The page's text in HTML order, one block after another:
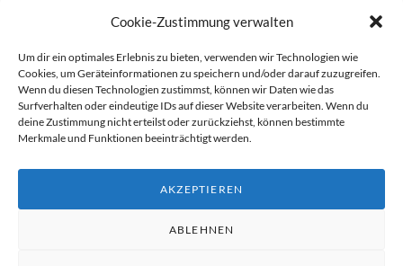
Cookie-Zustimmung verwalten
Um dir ein optimales Erlebnis zu bieten, verwenden wir Technologien wie
Cookies, um Geräteinformationen zu speichern und/oder darauf zuzugreifen.
Wenn du diesen Technologien zustimmst, können wir Daten wie das
Surfverhalten oder eindeutige IDs auf dieser Website verarbeiten. Wenn du
deine Zustimmung nicht erteilst oder zurückziehst, können bestimmte
Merkmale und Funktionen beeinträchtigt werden.
AKZEPTIEREN
ABLEHNEN
of a private photoshoot with Nicole Kidman
shows. I wonder if my ability to express myself in her
presence would be as limited as Mr Lagerfeld’s, who is
clearly at a loss for words to describe what he sees…
By the way – the video seems to be a teaser for
confidential”, which is being shown at this year’s Berlinale
the film’s myspace page).